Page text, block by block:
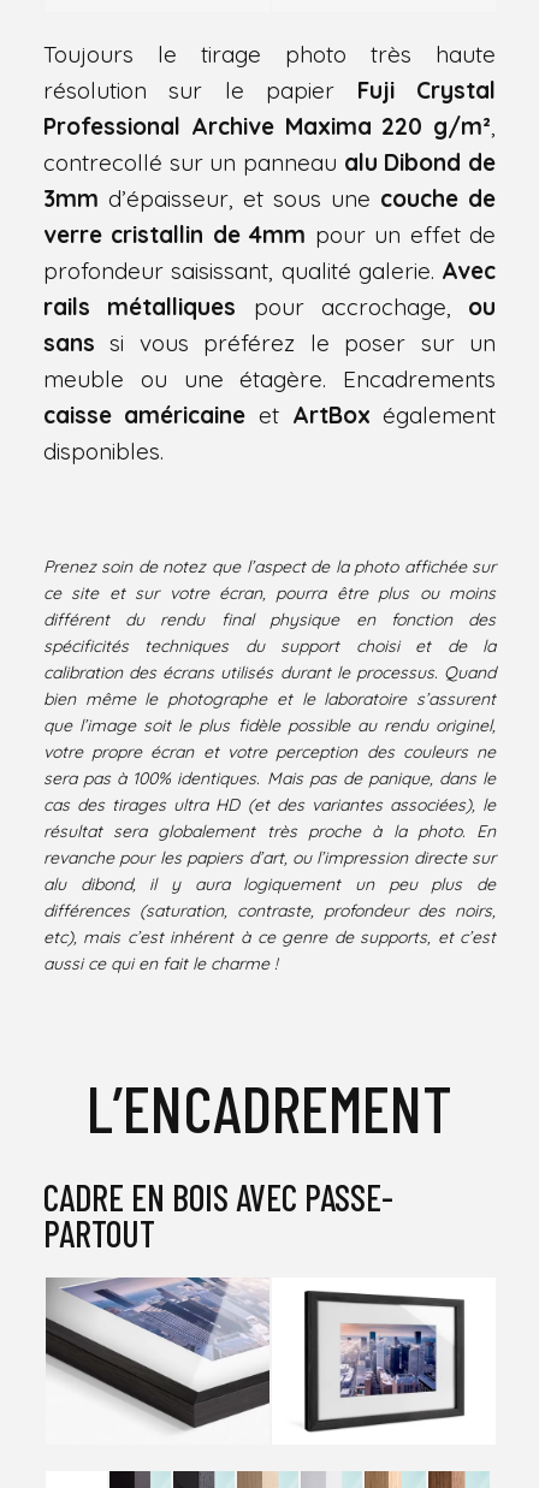
Toujours le tirage photo très haute
résolution sur le papier Fuji Crystal
Professional Archive Maxima 220 g/m²,
contrecollé sur un panneau alu Dibond de
3mm d’épaisseur, et sous une couche de
verre cristallin de 4mm pour un effet de
profondeur saisissant, qualité galerie. Avec
rails métalliques pour accrochage, ou
sans si vous préférez le poser sur un
meuble ou une étagère. Encadrements
caisse américaine et ArtBox également
disponibles.
Prenez soin de notez que l’aspect de la photo affichée sur
ce site et sur votre écran, pourra être plus ou moins
différent du rendu final physique en fonction des
spécificités techniques du support choisi et de la
calibration des écrans utilisés durant le processus. Quand
bien même le photographe et le laboratoire s’assurent
que l’image soit le plus fidèle possible au rendu originel,
votre propre écran et votre perception des couleurs ne
sera pas à 100% identiques. Mais pas de panique, dans le
cas des tirages ultra HD (et des variantes associées), le
résultat sera globalement très proche à la photo. En
revanche pour les papiers d’art, ou l’impression directe sur
alu dibond, il y aura logiquement un peu plus de
différences (saturation, contraste, profondeur des noirs,
etc), mais c’est inhérent à ce genre de supports, et c’est
aussi ce qui en fait le charme !
L’ENCADREMENT
CADRE EN BOIS AVEC PASSE-
PARTOUT